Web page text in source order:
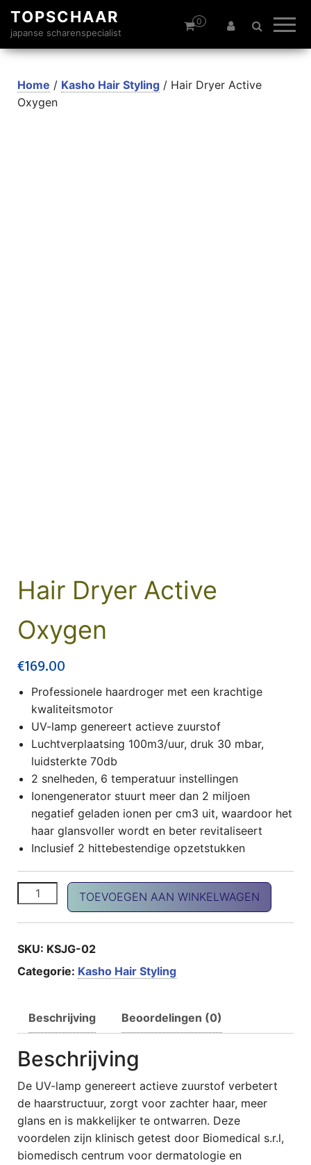
TOPSCHAAR
japanse scharenspecialist
0
Home / Kasho Hair Styling / Hair Dryer Active
Oxygen
Hair Dryer Active
Oxygen
€169.00
Professionele haardroger met een krachtige
kwaliteitsmotor
UV-lamp genereert actieve zuurstof
Luchtverplaatsing 100m3/uur, druk 30 mbar,
luidsterkte 70db
2 snelheden, 6 temperatuur instellingen
Ionengenerator stuurt meer dan 2 miljoen
negatief geladen ionen per cm3 uit, waardoor het
haar glansvoller wordt en beter revitaliseert
Inclusief 2 hittebestendige opzetstukken
Hair Dryer Active Oxygen aantal
TOEVOEGEN AAN WINKELWAGEN
SKU: KSJG-02
Categorie: Kasho Hair Styling
Beschrijving Beoordelingen (0)
Beschrijving
De UV-lamp genereert actieve zuurstof verbetert
de haarstructuur, zorgt voor zachter haar, meer
glans en is makkelijker te ontwarren. Deze
voordelen zijn klinisch getest door Biomedical s.r.l,
biomedisch centrum voor dermatologie en